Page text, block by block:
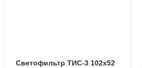
Светофильтр ТИС-3 102х52